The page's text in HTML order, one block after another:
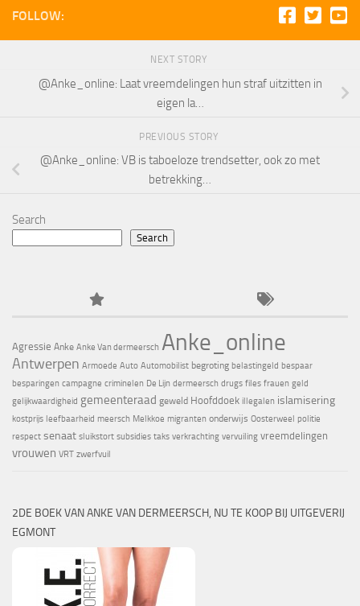
FOLLOW:
NEXT STORY
@Anke_online: Laat vreemdelingen hun straf uitzitten in
eigen la…
PREVIOUS STORY
@Anke_online: VB is taboeloze trendsetter, ook zo met
betrekking…
Search
Search
Agressie Anke Anke Van dermeersch Anke_online
Antwerpen Armoede Auto Automobilist begroting belastingeld bespaar
besparingen campagne criminelen De Lijn dermeersch drugs files frauen geld
gelijkwaardigheid gemeenteraad geweld Hoofddoek illegalen islamisering
kostprijs leefbaarheid meersch Melkkoe migranten onderwijs Oosterweel politie
respect senaat sluikstort subsidies taks verkrachting vervuiling vreemdelingen
vrouwen VRT zwerfvuil
2DE BOEK VAN ANKE VAN DERMEERSCH, NU TE KOOP BIJ UITGEVERIJ
EGMONT